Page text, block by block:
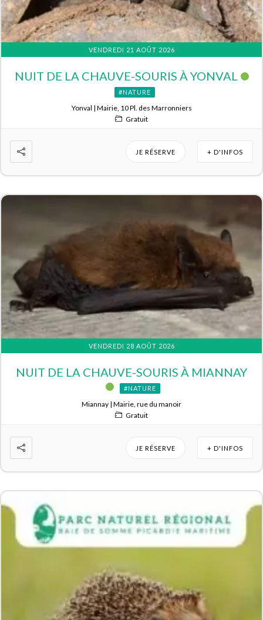
VENDREDI 21 AOÛT 2026
NUIT DE LA CHAUVE-SOURIS À YONVAL
#NATURE
Yonval | Mairie, 10 Pl. des Marronniers
Gratuit
JE RÉSERVE + D'INFOS
VENDREDI 28 AOÛT 2026
NUIT DE LA CHAUVE-SOURIS À MIANNAY
#NATURE
Miannay | Mairie, rue du manoir
Gratuit
JE RÉSERVE + D'INFOS